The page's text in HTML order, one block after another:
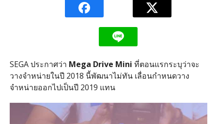
SEGA ประกาศว่า Mega Drive Mini ที่ตอนแรกระบุว่าจะ
วางจำหน่ายในปี 2018 นี้พัฒนาไม่ทัน เลื่อนกำหนดวาง
จำหน่ายออกไปเป็นปี 2019 แทน